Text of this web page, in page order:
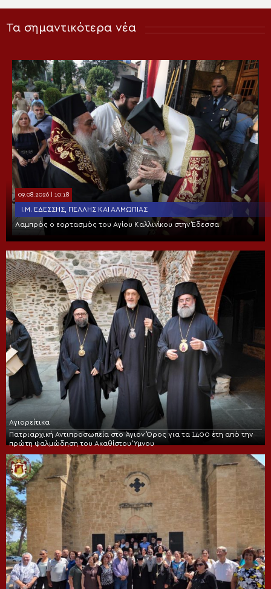
Τα σημαντικότερα νέα
09.08.2026 | 10:18
Ι.Μ. ΕΔΈΣΣΗΣ, ΠΈΛΛΗΣ ΚΑΙ ΑΛΜΩΠΊΑΣ
Λαμπρός ο εορτασμός του Αγίου Καλλινίκου στην Έδεσσα
Αγιορείτικα
Πατριαρχική Αντιπροσωπεία στο Άγιον Όρος για τα 1400 έτη από την
πρώτη ψαλμώδηση του Ακαθίστου Ύμνου